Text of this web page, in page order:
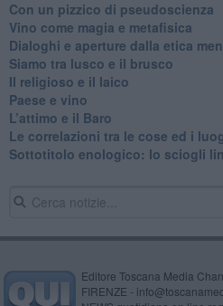
Con un pizzico di pseudoscienza
​Vino come magia e metafisica
Dialoghi e aperture dalla etica
Siamo tra lusco e il brusco
Il religioso e il laico
​Paese e vino
L’attimo e il Baro
Le correlazioni tra le cose ed i
​Sottotitolo enologico: lo sciogli
Editore Toscana Media
FIRENZE -